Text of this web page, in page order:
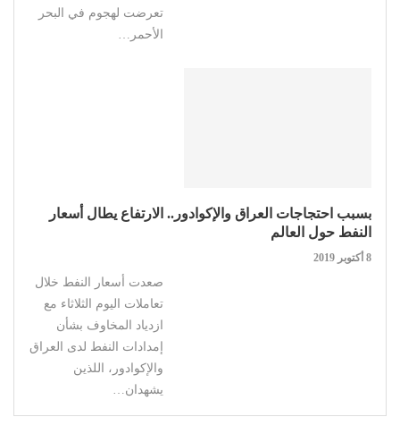
تعرضت لهجوم في البحر
الأحمر…
بسبب احتجاجات العراق والإكوادور.. الارتفاع يطال أسعار
النفط حول العالم
8 أكتوبر 2019
صعدت أسعار النفط خلال
تعاملات اليوم الثلاثاء مع
ازدياد المخاوف بشأن
إمدادات النفط لدى العراق
والإكوادور، اللذين
يشهدان…